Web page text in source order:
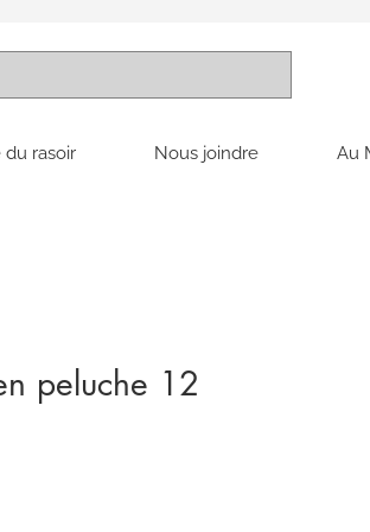
rasoir Nous joindre Au
peluche 12